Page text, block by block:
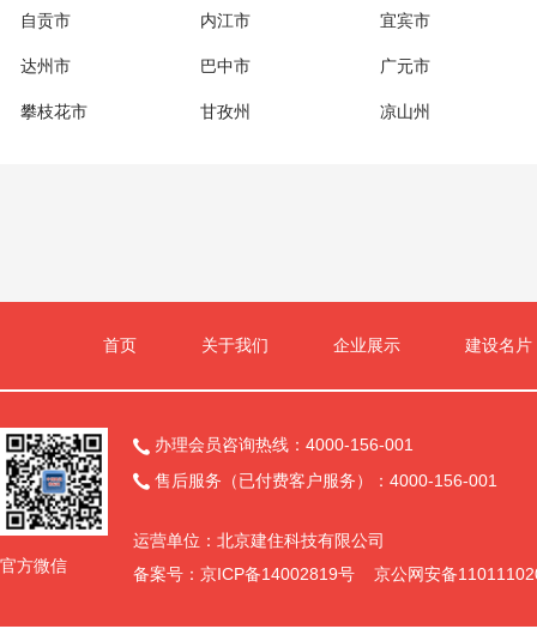
自贡市 内江市 宜宾市
达州市 巴中市 广元市
攀枝花市 甘孜州 凉山州
首页 关于我们 企业展示 建设名片
官方微信
 办理会员咨询热线：4000-156-001
 售后服务（已付费客户服务）：4000-156-001
运营单位：北京建住科技有限公司
备案号：京ICP备14002819号 京公网安备